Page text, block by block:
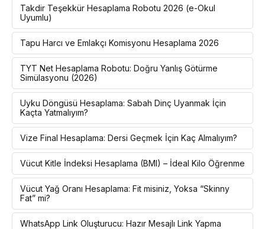
Takdir Teşekkür Hesaplama Robotu 2026 (e-Okul
Uyumlu)
Tapu Harcı ve Emlakçı Komisyonu Hesaplama 2026
TYT Net Hesaplama Robotu: Doğru Yanlış Götürme
Simülasyonu (2026)
Uyku Döngüsü Hesaplama: Sabah Dinç Uyanmak İçin
Kaçta Yatmalıyım?
Vize Final Hesaplama: Dersi Geçmek İçin Kaç Almalıyım?
Vücut Kitle İndeksi Hesaplama (BMI) – İdeal Kilo Öğrenme
Vücut Yağ Oranı Hesaplama: Fit misiniz, Yoksa “Skinny
Fat” mi?
WhatsApp Link Oluşturucu: Hazır Mesajlı Link Yapma